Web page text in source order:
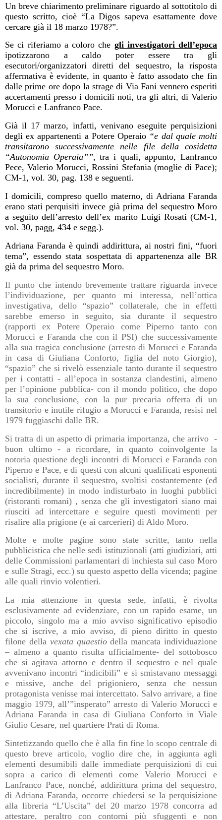
Un breve chiarimento preliminare riguardo al sottotitolo di
questo scritto, cioè “La Digos sapeva esattamente dove
cercare già il 18 marzo 1978?”.
Se ci riferiamo a coloro che gli investigatori dell’epoca
ipotizzarono a caldo poter essere tra gli
esecutori/organizzatori diretti del sequestro, la risposta
affermativa è evidente, in quanto è fatto assodato che fin
dalle prime ore dopo la strage di Via Fani vennero esperiti
accertamenti presso i domicili noti, tra gli altri, di Valerio
Morucci e Lanfranco Pace.
Già il 17 marzo, infatti, venivano eseguite perquisizioni
degli ex appartenenti a Potere Operaio “e dal quale molti
transitarono successivamente nelle file della cosidetta
“Autonomia Operaia””,tra i quali, appunto, Lanfranco
Pece, Valerio Morucci, Rossini Stefania (moglie di Pace);
CM-1, vol. 30, pag. 138 e seguenti.
I domicili, compreso quello materno, di Adriana Faranda
erano stati perquisiti invece già prima del sequestro Moro
a seguito dell’arresto dell’ex marito Luigi Rosati (CM-1,
vol. 30, pagg, 434 e segg.).
Adriana Faranda è quindi addirittura, ai nostri fini, “fuori
tema”, essendo stata sospettata di appartenenza alle BR
già da prima del sequestro Moro.
Il punto che intendo brevemente trattare riguarda invece
l’individuazione, per quanto mi interessa, nell’ottica
investigativa, dello “spazio” collaterale, che in effetti
sarebbe emerso in seguito, sia durante il sequestro
(rapporti ex Potere Operaio come Piperno tanto con
Morucci e Faranda che con il PSI) che successivamente
alla sua tragica conclusione (arresto di Morucci e Faranda
in casa di Giuliana Conforto, figlia del noto Giorgio),
“spazio” che si rivelò essenziale tanto durante il sequestro
per i contatti - all’epoca in sostanza clandestini, almeno
per l’opinione pubblica- con il mondo politico, che dopo
la sua conclusione, con la pur precaria offerta di un
transitorio e inutile rifugio a Morucci e Faranda, resisi nel
1979 fuggiaschi dalle BR.
Si tratta di un aspetto di primaria importanza, che arrivo -
buon ultimo - a ricordare, in quanto coinvolgente la
notoria questione degli incontri di Morucci e Faranda con
Piperno e Pace, e di questi con alcuni qualificati esponenti
socialisti, durante il sequestro, svoltisi costantemente (ed
incredibilmente) in modo indisturbato in luoghi pubblici
(ristoranti romani) , senza che gli investigatori siano mai
riusciti ad intercettare e seguire questi movimenti per
risalire alla prigione (e ai carcerieri) di Aldo Moro.
Molte e molte pagine sono state scritte, tanto nella
pubblicistica che nelle sedi istituzionali (atti giudiziari, atti
delle Commissioni parlamentari di inchiesta sul caso Moro
e sulle Stragi, ecc.) su questo aspetto della vicenda; pagine
alle quali rinvio volentieri.
La mia attenzione in questa sede, infatti, è rivolta
esclusivamente ad evidenziare, con un rapido esame, un
piccolo, singolo ma a mio avviso significativo episodio
che si iscrive, a mio avviso, di pieno diritto in questo
filone della vexata quaestiodella mancata individuazione
– almeno a quanto risulta ufficialmente- del sottobosco
che si agitava attorno e dentro il sequestro e nel quale
avvenivano incontri “indicibili” e si smistavano messaggi
e missive, anche del prigioniero, senza che nessun
protagonista venisse mai intercettato. Salvo arrivare, a fine
maggio 1979, all’”insperato” arresto di Valerio Morucci e
Adriana Faranda in casa di Giuliana Conforto in Viale
Giulio Cesare, nel quartiere Prati di Roma.
Sintetizzando quello che è alla fin fine lo scopo centrale di
questo breve articolo, voglio dire che, in aggiunta agli
elementi desumibili dalle immediate perquisizioni di cui
sopra a carico di elementi come Valerio Morucci e
Lanfranco Pace, nonché, addirittura prima del sequestro,
di Adriana Faranda, occorre chiedersi se la perquisizione
alla libreria “L’Uscita” del 20 marzo 1978 concorra ad
attestare, peraltro con contorni più sfuggenti e non